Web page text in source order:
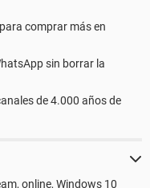
comprar más en
sin borrar la
de 4.000 años de
online, Windows 10